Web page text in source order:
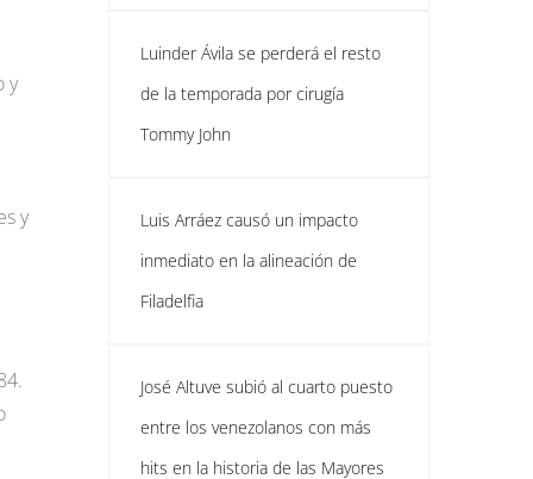
y
y
Luinder Ávila se perderá el resto
de la temporada por cirugía
Tommy John
Luis Arráez causó un impacto
inmediato en la alineación de
Filadelfia
José Altuve subió al cuarto puesto
entre los venezolanos con más
hits en la historia de las Mayores